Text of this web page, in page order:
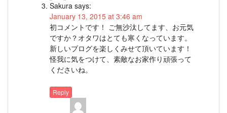
Sakura says:
January 13, 2015 at 3:46 am
初コメントです！ ご無沙汰してます、お元気
ですか？オタワはとても寒くなっています。
新しいブログを楽しくみせて頂いています！
怪我に気をつけて、素敵なお家作り頑張って
くださいね。
Reply